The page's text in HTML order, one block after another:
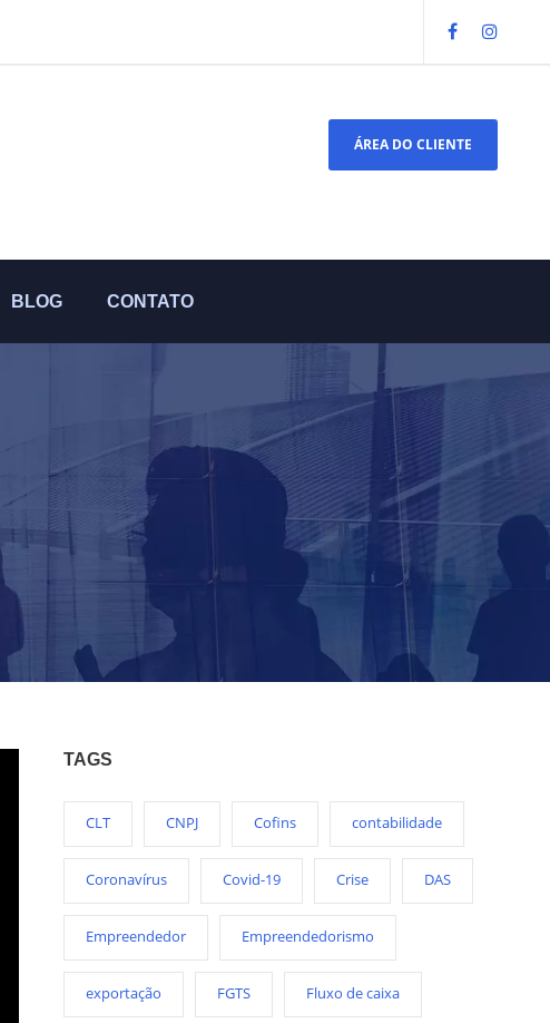
ÁREA DO CLIENTE
BLOG CONTATO
TAGS
CLT CNPJ Cofins contabilidade
Coronavírus Covid-19 Crise DAS
Empreendedor Empreendedorismo
exportação FGTS Fluxo de caixa